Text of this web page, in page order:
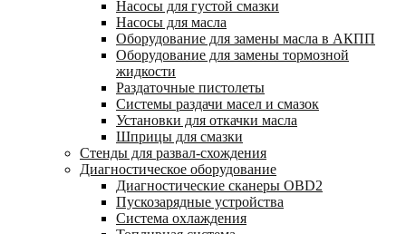
Насосы для густой смазки
Насосы для масла
Оборудование для замены масла в АКПП
Оборудование для замены тормозной
жидкости
Раздаточные пистолеты
Системы раздачи масел и смазок
Установки для откачки масла
Шприцы для смазки
Стенды для развал-схождения
Диагностическое оборудование
Диагностические сканеры OBD2
Пускозарядные устройства
Система охлаждения